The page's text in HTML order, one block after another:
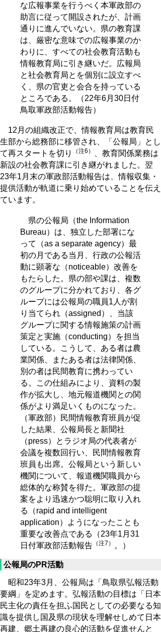
な広報事業を行うべく本軍政部の
助言に従って開設されたが、計画
通りに進んでいない。県の教育課
は、厳密な意味での広報事業のか
わりに、すべての社会教育活動も
情報教育局に引き継いだ。広報局
と社会教育局とを個別に設立すべ
く、県の官吏と会合を持っている
ところである。（22年6月30日付
鳥取軍政部活動報告）
12月の組織改正で、情報教育局は教育民
生部から総務部に移管され、「公報局」とし
て再スタートを切り
（注6）
、教育関係業務は
新設の社会教育課に引き継がれました。翌
23年1月末の軍政部活動報告は、情報収集・
提供活動が軌道に乗り始めていることを伝え
ています。
県の公報局（the Information
Bureau）は、独立した部署にな
って（as a separate agency）最
初の月である当月、行政の公報活
動に顕著な（noticeable）改善を
もたらした。県の部や課は、複数
のグループに分かれており、各グ
ループには公報局の職員1人が割
り当てられ（assigned）、当該
グループに関する情報施策の計画
策定と実施（conducting）を担当
している。こうして、ある者は農
業関係、またある者は法律関係、
別の者は民間教育に携わってい
る。この仕組みにより、資料の製
作が拡大し、地元報道機関との関
係がより満足いくものになった。
（軍政部）民間情報教育班員が促
した結果、公報局長と新聞社
（press）とラジオ局の代表者が
会議を複数回行い、民間情報教育
班員も出席。公報局という新しい
機関について、報道機関職員から
総体的な称賛を得た。軍政部の提
案をより迅速かつ聡明に取り入れ
る（rapid and intelligent
application）ようになったことも
重要な改善点である（23年1月31
日付軍政部活動報告 （注7） 。）
公報局のPR活動
昭和23年3月、公報局は「鳥取県弘報活動
要綱」を定めます。弘報活動の目標は「日本
民主化の責任を担ふ国民としての必要なる知
識を提供し国及県の現状を理解せしめて日本
再建、郷土再建の良心的活動を促進せんと